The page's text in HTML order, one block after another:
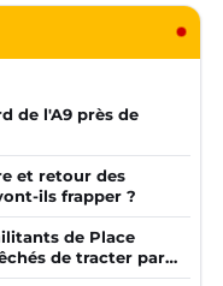
de l'A9 près de
et retour des
ils frapper ?
de Place
de tracter par